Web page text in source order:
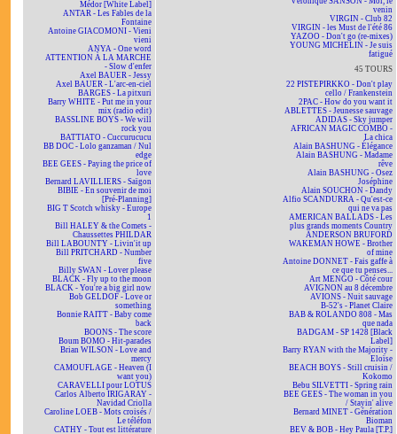
Médor [White Label]
ANTAR - Les Fables de la
Fontaine
Antoine GIACOMONI - Vieni
vieni
ANYA - One word
ATTENTION À LA MARCHE
- Slow d'enfer
Axel BAUER - Jessy
Axel BAUER - L'arc-en-ciel
BARGES - La pitxuri
Barry WHITE - Put me in your
mix (radio edit)
BASSLINE BOYS - We will
rock you
BATTIATO - Cuccurucucu
BB DOC - Lolo ganzaman / Nul
edge
BEE GEES - Paying the price of
love
Bernard LAVILLIERS - Saïgon
BIBIE - En souvenir de moi
[Pré-Planning]
BIG T Scotch whisky - Europe
1
Bill HALEY & the Comets -
Chaussettes PHILDAR
Bill LABOUNTY - Livin'it up
Bill PRITCHARD - Number
five
Billy SWAN - Lover please
BLACK - Fly up to the moon
BLACK - You're a big girl now
Bob GELDOF - Love or
something
Bonnie RAITT - Baby come
back
BOONS - The score
Boum BOMO - Hit-parades
Brian WILSON - Love and
mercy
CAMOUFLAGE - Heaven (I
want you)
CARAVELLI pour LOTUS
Carlos Alberto IRIGARAY -
Navidad Criolla
Caroline LOEB - Mots croisés /
Le téléfon
CATHY - Tout est littérature
venin
VIRGIN - Club 82
VIRGIN - les Must de l'été 86
YAZOO - Don't go (re-mixes)
YOUNG MICHELIN - Je suis
fatigué
45 TOURS
22 PISTEPIRKKO - Don't play
cello / Frankenstein
2PAC - How do you want it
ABLETTES - Jeunesse sauvage
ADIDAS - Sky jumper
AFRICAN MAGIC COMBO -
La chica
Alain BASHUNG - Élégance
Alain BASHUNG - Madame
rêve
Alain BASHUNG - Osez
Joséphine
Alain SOUCHON - Dandy
Alfio SCANDURRA - Qu'est-ce
qui ne va pas
AMERICAN BALLADS - Les
plus grands moments Country
ANDERSON BRUFORD
WAKEMAN HOWE - Brother
of mine
Antoine DONNET - Fais gaffe à
ce que tu penses...
Art MENGO - Côté cour
AVIGNON au 8 décembre
AVIONS - Nuit sauvage
B-52's - Planet Claire
BAB & ROLANDO 808 - Mas
que nada
BADGAM - SP 1428 [Black
Label]
Barry RYAN with the Majority -
Eloïse
BEACH BOYS - Still cruisin /
Kokomo
Bebu SILVETTI - Spring rain
BEE GEES - The woman in you
/ Stayin' alive
Bernard MINET - Génération
Bioman
BEV & BOB - Hey Paula [T.P.]